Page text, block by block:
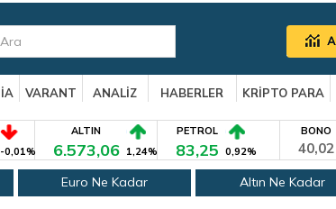
VARANT ANALİZ HABERLER KRİPTO PARA
-0,01%
ALTIN
6.573,06 1,24%
PETROL
83,25 0,92%
BONO
40,02
Euro Ne Kadar Altın Ne Kadar